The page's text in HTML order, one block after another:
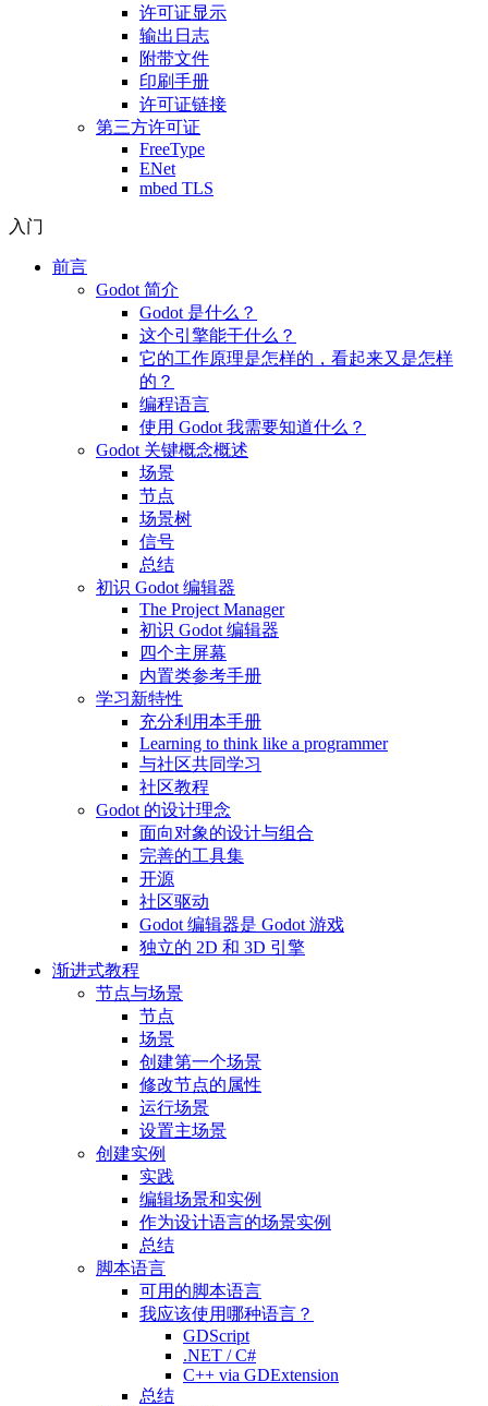
许可证显示
输出日志
附带文件
印刷手册
许可证链接
第三方许可证
FreeType
ENet
mbed TLS
入门
前言
Godot 简介
Godot 是什么？
这个引擎能干什么？
它的工作原理是怎样的，看起来又是怎样
的？
编程语言
使用 Godot 我需要知道什么？
Godot 关键概念概述
场景
节点
场景树
信号
总结
初识 Godot 编辑器
The Project Manager
初识 Godot 编辑器
四个主屏幕
内置类参考手册
学习新特性
充分利用本手册
Learning to think like a programmer
与社区共同学习
社区教程
Godot 的设计理念
面向对象的设计与组合
完善的工具集
开源
社区驱动
Godot 编辑器是 Godot 游戏
独立的 2D 和 3D 引擎
渐进式教程
节点与场景
节点
场景
创建第一个场景
修改节点的属性
运行场景
设置主场景
创建实例
实践
编辑场景和实例
作为设计语言的场景实例
总结
脚本语言
可用的脚本语言
我应该使用哪种语言？
GDScript
.NET / C#
C++ via GDExtension
总结